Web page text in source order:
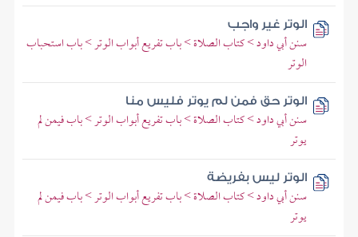
الوتر غير واجب
سنن أبي داود > كتاب الصلاة > باب تفريع أبواب الوتر > باب استحباب
الوتر
الوتر حق فمن لم يوتر فليس منا
سنن أبي داود > كتاب الصلاة > باب تفريع أبواب الوتر > باب فيمن لم
يوتر
الوتر ليس بفريضة
سنن أبي داود > كتاب الصلاة > باب تفريع أبواب الوتر > باب فيمن لم
يوتر